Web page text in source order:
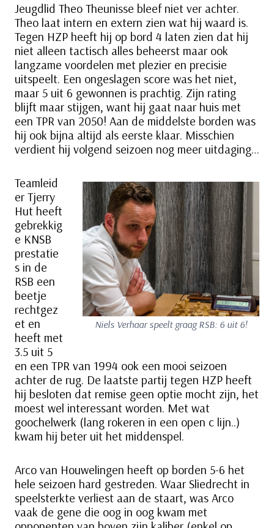
Jeugdlid Theo Theunisse bleef niet ver achter.
Theo laat intern en extern zien wat hij waard is.
Tegen HZP heeft hij op bord 4 laten zien dat hij
niet alleen tactisch alles beheerst maar ook
langzame voordelen met plezier en precisie
uitspeelt. Een ongeslagen score was het niet,
maar 5 uit 6 gewonnen is prachtig. Zijn rating
blijft maar stijgen, want hij gaat naar huis met
een TPR van 2050! Aan de middelste borden was
hij ook bijna altijd als eerste klaar. Misschien
verdient hij volgend seizoen nog meer uitdaging…
Niels Verhaar speelt graag RSB: 6 uit 6!
Teamleid
er Tjerry
Hut heeft
gebrekkig
e KNSB
prestatie
s in de
RSB een
beetje
rechtgez
et en
heeft met
3.5 uit 5
en een TPR van 1994 ook een mooi seizoen
achter de rug. De laatste partij tegen HZP heeft
hij besloten dat remise geen optie mocht zijn, het
moest wel interessant worden. Met wat
goochelwerk (lang rokeren in een open c lijn..)
kwam hij beter uit het middenspel.
Arco van Houwelingen heeft op borden 5-6 het
hele seizoen hard gestreden. Waar Sliedrecht in
speelsterkte verliest aan de staart, was Arco
vaak de gene die oog in oog kwam met